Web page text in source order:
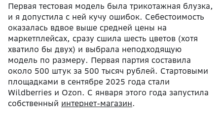
Первая тестовая модель была трикотажная блузка,
и я допустила с ней кучу ошибок. Себестоимость
оказалась вдвое выше средней цены на
маркетплейсах, сразу сшила шесть цветов (хотя
хватило бы двух) и выбрала неподходящую
модель по размеру. Первая партия составила
около 500 штук за 500 тысяч рублей. Стартовыми
площадками в сентябре 2025 года стали
Wildberries и Ozon. С января этого года запустила
собственный интернет-магазин.